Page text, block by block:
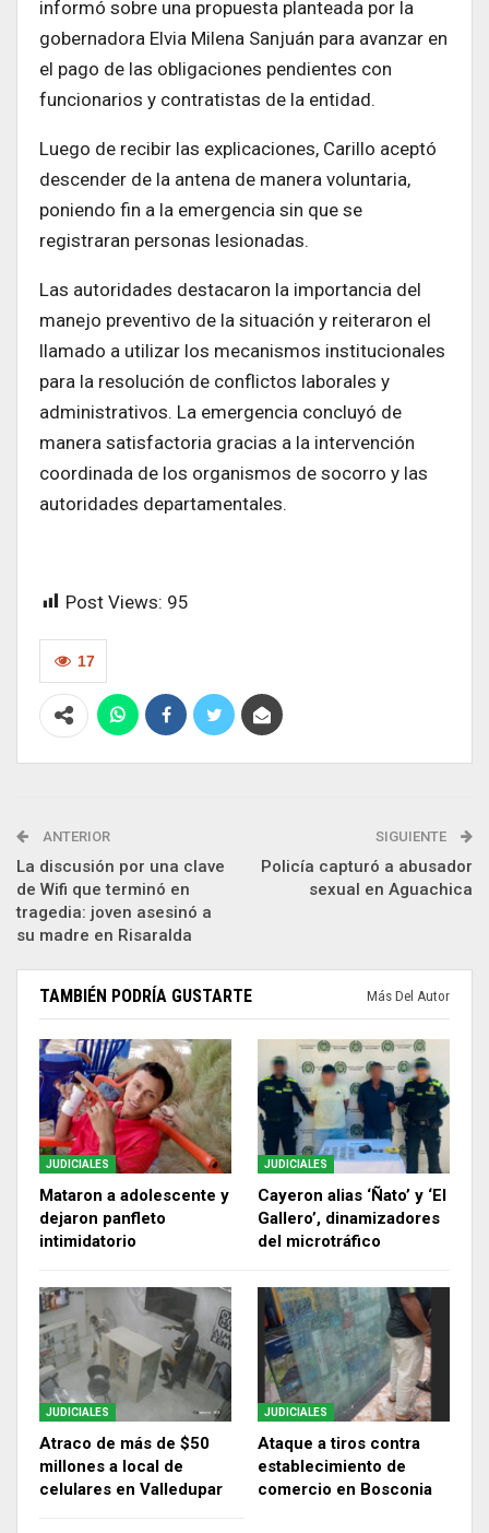
informó sobre una propuesta planteada por la
gobernadora Elvia Milena Sanjuán para avanzar en
el pago de las obligaciones pendientes con
funcionarios y contratistas de la entidad.
Luego de recibir las explicaciones, Carillo aceptó
descender de la antena de manera voluntaria,
poniendo fin a la emergencia sin que se
registraran personas lesionadas.
Las autoridades destacaron la importancia del
manejo preventivo de la situación y reiteraron el
llamado a utilizar los mecanismos institucionales
para la resolución de conflictos laborales y
administrativos. La emergencia concluyó de
manera satisfactoria gracias a la intervención
coordinada de los organismos de socorro y las
autoridades departamentales.
Post Views: 95
17
ANTERIOR
La discusión por una clave
de Wifi que terminó en
tragedia: joven asesinó a
su madre en Risaralda
SIGUIENTE
Policía capturó a abusador
sexual en Aguachica
TAMBIÉN PODRÍA GUSTARTE Más Del Autor
JUDICIALES
Mataron a adolescente y
dejaron panfleto
intimidatorio
JUDICIALES
Cayeron alias ‘Ñato’ y ‘El
Gallero’, dinamizadores
del microtráfico
JUDICIALES
Atraco de más de $50
millones a local de
celulares en Valledupar
JUDICIALES
Ataque a tiros contra
establecimiento de
comercio en Bosconia